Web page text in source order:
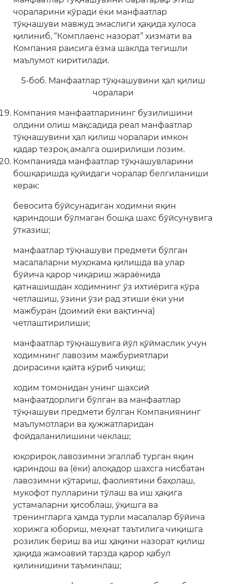
чораларини кўради ёки манфаатлар
тўқнашуви мавжуд эмаслиги ҳақида хулоса
қилиниб, “Комплаенс назорат” хизмати ва
Компания раисига ёзма шаклда тегишли
маълумот киритилади.
5-боб. Манфаатлар тўқнашувини ҳал қилиш
чоралари
Компания манфаатларининг бузилишини
олдини олиш мақсадида реал манфаатлар
тўқнашувини ҳал қилиш чоралари имкон
қадар тезроқ амалга оширилиши лозим.
Компанияда манфаатлар тўқнашувларини
бошқаришда қуйидаги чоралар белгиланиши
керак:
бевосита бўйсунадиган ходимни яқин
қариндоши бўлмаган бошқа шахс бўйсунувига
ўтказиш;
манфаатлар тўқнашуви предмети бўлган
масалаларни муҳокама қилишда ва улар
бўйича қарор чиқариш жараёнида
қатнашишдан ходимнинг ўз ихтиёрига кўра
четлашиш, ўзини ўзи рад этиши ёки уни
мажбуран (доимий ёки вақтинча)
четлаштирилиши;
манфаатлар тўқнашувига йўл қўймаслик учун
ходимнинг лавозим мажбуриятлари
доирасини қайта кўриб чиқиш;
ходим томонидан унинг шахсий
манфаатдорлиги бўлган ва манфаатлар
тўқнашуви предмети бўлган Компаниянинг
маълумотлари ва ҳужжатларидан
фойдаланилишини чеклаш;
юқорироқ лавозимни эгаллаб турган яқин
қариндош ва (ёки) алоқадор шахсга нисбатан
лавозимни кўтариш, фаолиятини баҳолаш,
мукофот пулларини тўлаш ва иш ҳақига
устамаларни ҳисоблаш, ўқишга ва
тренингларга ҳамда турли масалалар бўйича
хорижга юбориш, меҳнат таътилига чиқишга
розилик бериш ва иш ҳақини назорат қилиш
ҳақида жамоавий тарзда қарор қабул
қилинишини таъминлаш;